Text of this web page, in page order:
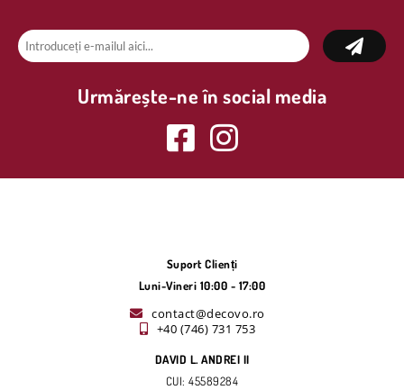
Urmărește-ne în social media
Suport Clienți
Luni-Vineri 10:00 - 17:00
contact@decovo.ro
+40 (746) 731 753
DAVID L. ANDREI II
CUI: 45589284